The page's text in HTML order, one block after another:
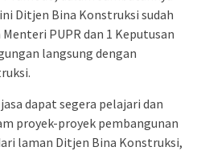
Ditjen Bina Konstruksi sudah
PUPR dan 1 Keputusan
langsung dengan
dapat segera pelajari dan
proyek-proyek pembangunan
laman Ditjen Bina Konstruksi,